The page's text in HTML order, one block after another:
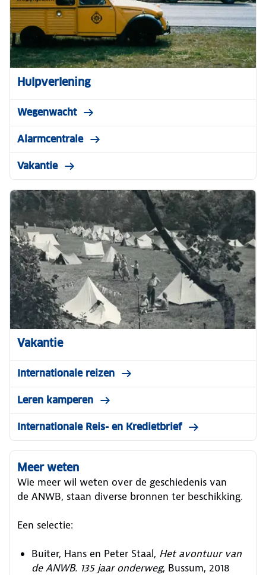
Hulpverlening
Wegenwacht
Alarmcentrale
Vakantie
Vakantie
Internationale reizen
Leren kamperen
Internationale Reis- en Kredietbrief
Meer weten
Wie meer wil weten over de geschiedenis van
de ANWB, staan diverse bronnen ter beschikking.
Een selectie:
Buiter, Hans en Peter Staal, Het avontuur van
de ANWB. 135 jaar onderweg, Bussum, 2018